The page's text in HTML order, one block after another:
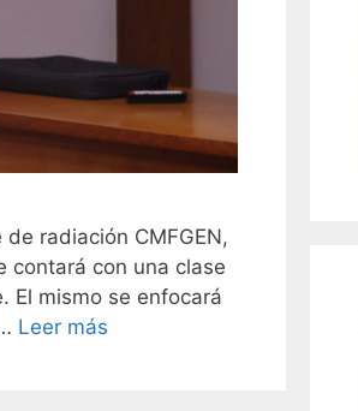
radiación CMFGEN,
contará con una clase
El mismo se enfocará
Leer más